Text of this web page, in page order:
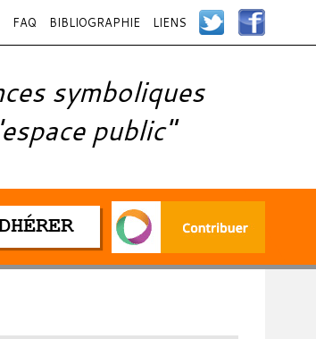
FAQ BIBLIOGRAPHIE LIENS
symboliques
public"